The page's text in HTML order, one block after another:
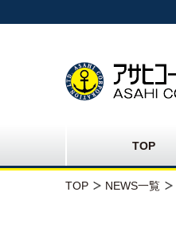
TOP
TOP NEWS一覧